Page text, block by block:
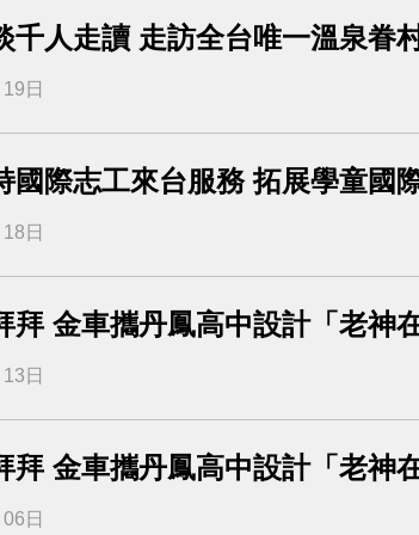
千人走讀 走訪全台唯一溫泉眷
日
國際志工來台服務 拓展學童國
日
拜 金車攜丹鳳高中設計「老神
日
拜 金車攜丹鳳高中設計「老神
日